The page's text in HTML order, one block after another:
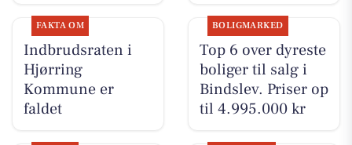
FAKTA OM
Indbrudsraten i
Hjørring
Kommune er
faldet
BOLIGMARKED
Top 6 over dyreste
boliger til salg i
Bindslev. Priser op
til 4.995.000 kr